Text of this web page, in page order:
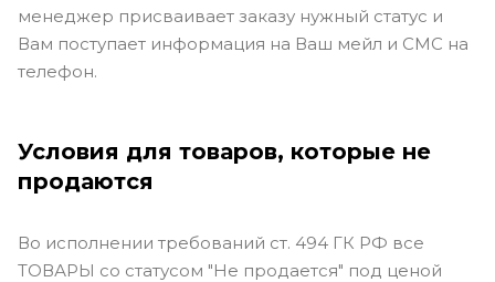
менеджер присваивает заказу нужный статус и
Вам поступает информация на Ваш мейл и СМС на
телефон.
Условия для товаров, которые не
продаются
Во исполнении требований ст. 494 ГК РФ все
ТОВАРЫ со статусом "Не продается" под ценой